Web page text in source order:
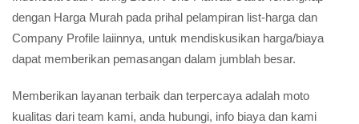
dengan Harga Murah pada prihal pelampiran list-harga dan
Company Profile laiinnya, untuk mendiskusikan harga/biaya
dapat memberikan pemasangan dalam jumblah besar.
Memberikan layanan terbaik dan terpercaya adalah moto
kualitas dari team kami, anda hubungi, info biaya dan kami